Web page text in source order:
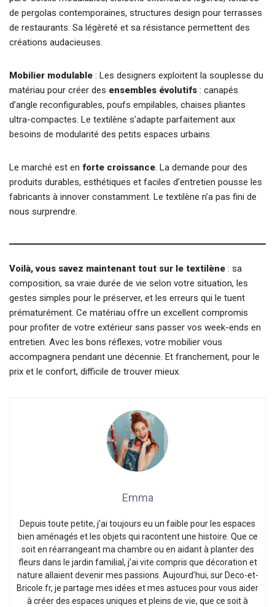
de pergolas contemporaines, structures design pour terrasses
de restaurants. Sa légèreté et sa résistance permettent des
créations audacieuses.
Mobilier modulable : Les designers exploitent la souplesse du
matériau pour créer des ensembles évolutifs : canapés
d’angle reconfigurables, poufs empilables, chaises pliantes
ultra-compactes. Le textilène s’adapte parfaitement aux
besoins de modularité des petits espaces urbains.
Le marché est en forte croissance. La demande pour des
produits durables, esthétiques et faciles d’entretien pousse les
fabricants à innover constamment. Le textilène n’a pas fini de
nous surprendre.
Voilà, vous savez maintenant tout sur le textilène : sa
composition, sa vraie durée de vie selon votre situation, les
gestes simples pour le préserver, et les erreurs qui le tuent
prématurément. Ce matériau offre un excellent compromis
pour profiter de votre extérieur sans passer vos week-ends en
entretien. Avec les bons réflexes, votre mobilier vous
accompagnera pendant une décennie. Et franchement, pour le
prix et le confort, difficile de trouver mieux.
Emma
Depuis toute petite, j’ai toujours eu un faible pour les espaces
bien aménagés et les objets qui racontent une histoire. Que ce
soit en réarrangeant ma chambre ou en aidant à planter des
fleurs dans le jardin familial, j’ai vite compris que décoration et
nature allaient devenir mes passions. Aujourd’hui, sur Deco-et-
Bricole.fr, je partage mes idées et mes astuces pour vous aider
à créer des espaces uniques et pleins de vie, que ce soit à